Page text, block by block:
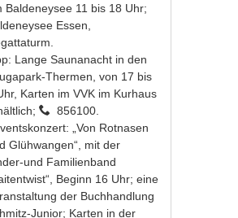
Baldeneysee 11 bis 18 Uhr;
Essen,
Lange Saunanacht in den
Thermen, von 17 bis
Karten im VVK im Kurhaus
856100.
„Von Rotnasen
Glühwangen“, mit der
und Familienband
Beginn 16 Uhr; eine
der Buchhandlung
Junior; Karten in der